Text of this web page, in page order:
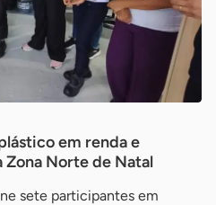
em renda e
Zona Norte de Natal
sete participantes em